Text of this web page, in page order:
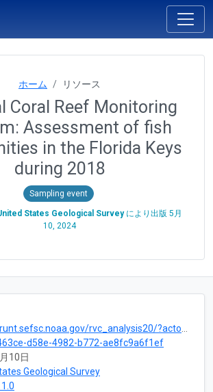
ホーム リソース
Coral Reef Monitoring
Assessment of fish
in the Florida Keys
during 2018
Sampling event
States Geological Surveyにより出版 5月
10, 2024
rvc_analysis20/?acton=index
d58e-4982-b772-ae8fc9a6f1ef
10日
Geological Survey